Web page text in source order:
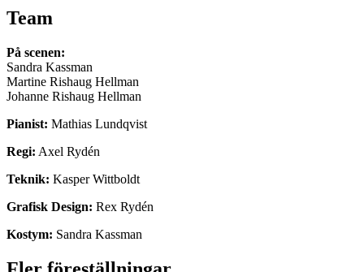
Team
På scenen:
Sandra Kassman
Martine Rishaug Hellman
Johanne Rishaug Hellman
Pianist: Mathias Lundqvist
Regi: Axel Rydén
Teknik: Kasper Wittboldt
Grafisk Design: Rex Rydén
Kostym: Sandra Kassman